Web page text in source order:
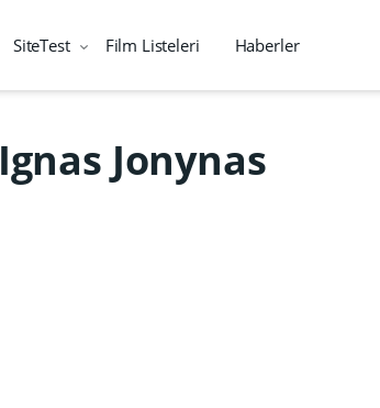
SiteTest Film Listeleri Haberler
Ignas Jonynas